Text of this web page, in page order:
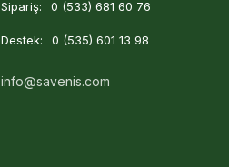
Sipariş: 0 (533) 681 60 76
Destek: 0 (535) 601 13 98
info@savenis.com